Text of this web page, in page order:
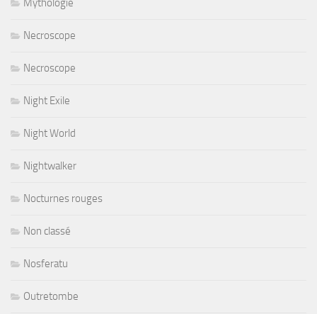
Mythologie
Necroscope
Necroscope
Night Exile
Night World
Nightwalker
Nocturnes rouges
Non classé
Nosferatu
Outretombe